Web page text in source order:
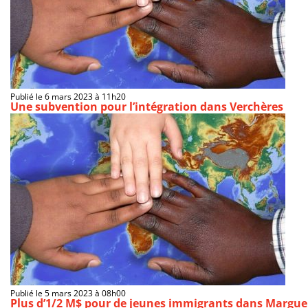
Publié le 6 mars 2023 à 11h20
Une subvention pour l’intégration dans Verchères
Publié le 5 mars 2023 à 08h00
Plus d’1/2 M$ pour de jeunes immigrants dans